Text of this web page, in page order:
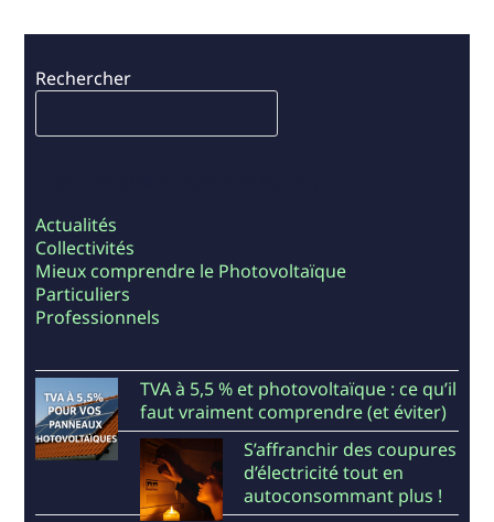
Rechercher
Actualités
Collectivités
Mieux comprendre le Photovoltaïque
Particuliers
Professionnels
TVA à 5,5 % et photovoltaïque : ce qu’il
faut vraiment comprendre (et éviter)
S’affranchir des coupures
d’électricité tout en
autoconsommant plus !